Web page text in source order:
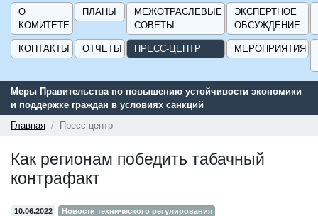
О
КОМИТЕТЕ
ПЛАНЫ
МЕЖОТРАСЛЕВЫЕ
СОВЕТЫ
ЭКСПЕРТНОЕ
ОБСУЖДЕНИЕ
КОНТАКТЫ ОТЧЕТЫ ПРЕСС-ЦЕНТР МЕРОПРИЯТИЯ
Сервис поиска и подбора субсидий и мер государственной
поддержки для предприятий - «Навигатор мер поддержки
ГИСП».
Главная Пресс-центр
Как регионам победить табачный
контрафакт
10.06.2022 Новости технического регулирования